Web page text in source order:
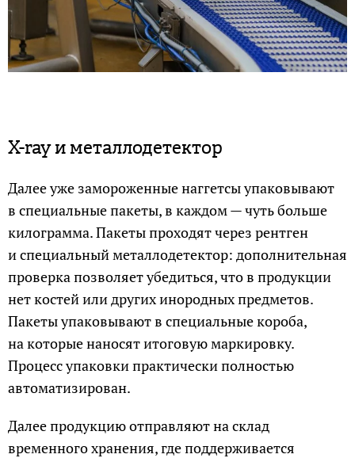
X-ray и металлодетектор
Далее уже замороженные наггетсы упаковывают
в специальные пакеты, в каждом — чуть больше
килограмма. Пакеты проходят через рентген
и специальный металлодетектор: дополнительная
проверка позволяет убедиться, что в продукции
нет костей или других инородных предметов.
Пакеты упаковывают в специальные короба,
на которые наносят итоговую маркировку.
Процесс упаковки практически полностью
автоматизирован.
Далее продукцию отправляют на склад
временного хранения, где поддерживается